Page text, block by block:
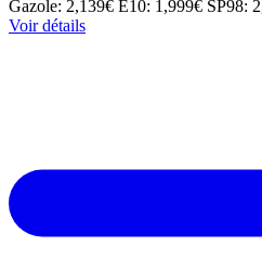
Gazole: 2,139€ E10: 1,999€ SP98:
Voir détails